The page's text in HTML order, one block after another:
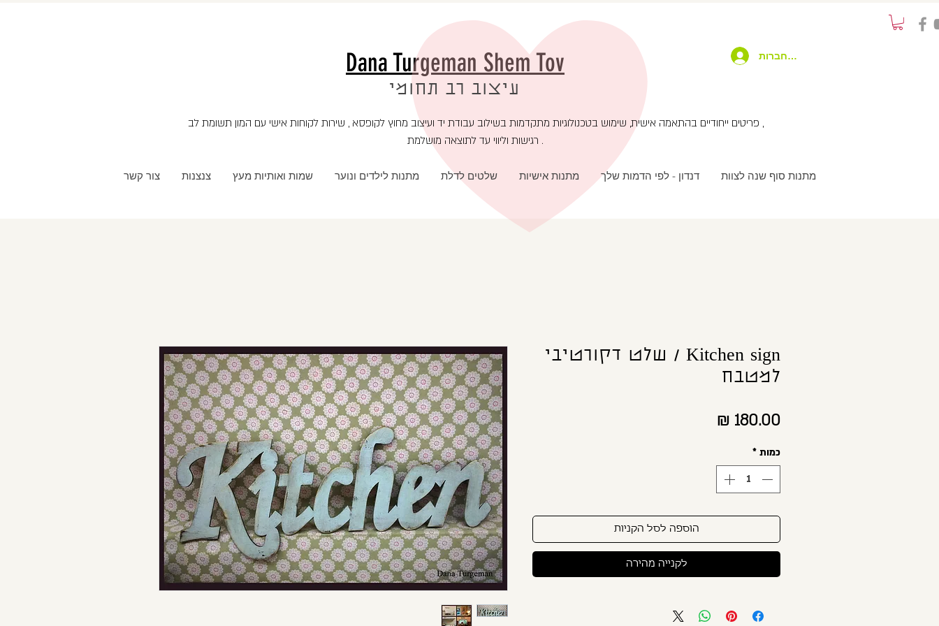
Dana Turgeman Shem Tov
עיצוב רב תחומי
פריטים ייחודיים בהתאמה אישית, שימוש בטכנולוגיות מתקדמות בשילוב עבודת יד ועיצוב מחוץ לקופסא , שירות לקוחות אישי עם המון תשומת לב ,
רגישות וליווי עד לתוצאה מושלמת .
צור קשר צנצנות שמות ואותיות מעץ מתנות לילדים ונוער שלטים לדלת מתנות אישיות דנדון - לפי הדמות שלך מתנות סוף שנה לצוות
להתחברות
Kitchen sign / שלט דקורטיבי
למטבח
כמות *
הוספה לסל הקניות
לקנייה מהירה